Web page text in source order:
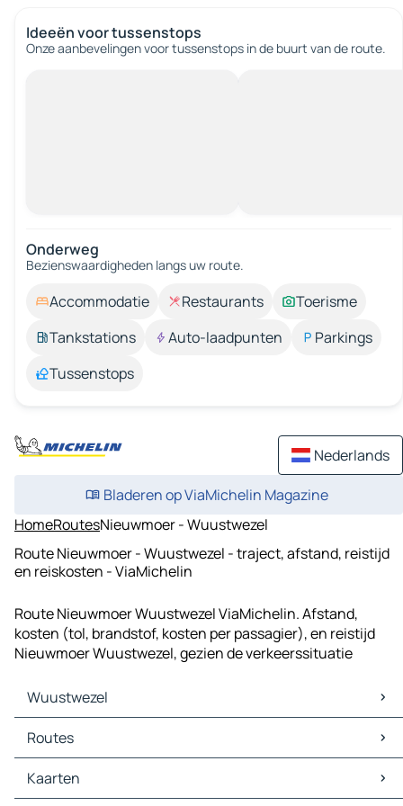
Ideeën voor tussenstops
Onze aanbevelingen voor tussenstops in de buurt van de route.
Onderweg
Bezienswaardigheden langs uw route.
Accommodatie Restaurants
Toerisme
Tankstations
Auto-laadpunten
Parkings
Tussenstops
Nederlands
Bladeren op ViaMichelin Magazine
HomeRoutesNieuwmoer - Wuustwezel
Route Nieuwmoer - Wuustwezel - traject, afstand, reistijd
en reiskosten - ViaMichelin
Route Nieuwmoer Wuustwezel ViaMichelin. Afstand,
kosten (tol, brandstof, kosten per passagier), en reistijd
Nieuwmoer Wuustwezel, gezien de verkeerssituatie
Wuustwezel
Wuustwezel Kaarten
Wuustwezel Verkeer
Wuustwezel Hotels
Wuustwezel Restaurants
Routes
Routes Wuustwezel - Antwerpen
Routes Wuustwezel - Tilburg
Kaarten